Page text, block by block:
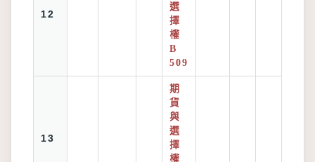
12
選
擇
權
B
509
13
期
貨
與
選
擇
權